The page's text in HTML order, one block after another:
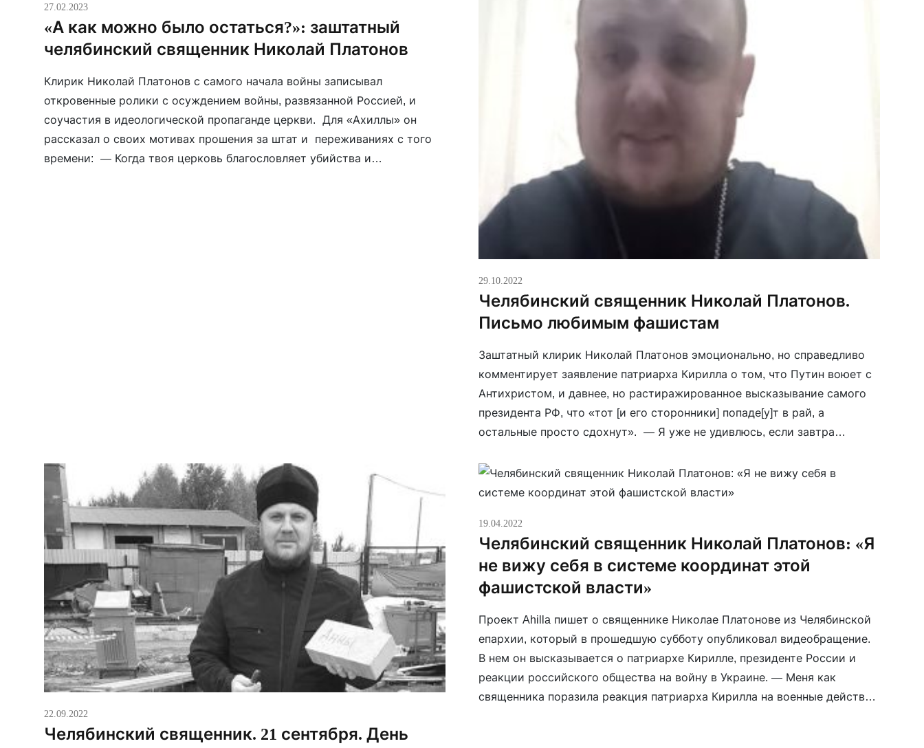
27.02.2023
«А как можно было остаться?»: заштатный
челябинский священник Николай Платонов
Клирик Николай Платонов с самого начала войны записывал
откровенные ролики с осуждением войны, развязанной Россией, и
соучастия в идеологической пропаганде церкви. Для «Ахиллы» он
рассказал о своих мотивах прошения за штат и переживаниях с того
времени: — Когда твоя церковь благословляет убийства и
29.10.2022
Челябинский священник Николай Платонов.
Письмо любимым фашистам
Заштатный клирик Николай Платонов эмоционально, но справедливо
комментирует заявление патриарха Кирилла о том, что Путин воюет с
Антихристом, и давнее, но растиражированное высказывание самого
президента РФ, что «тот [и его сторонники] попаде[у]т в рай, а
остальные просто сдохнут». — Я уже не удивлюсь, если завтра
22.09.2022
Челябинский священник. 21 сентября. День
19.04.2022
Челябинский священник Николай Платонов: «Я
не вижу себя в системе координат этой
фашистской власти»
Проект Ahilla пишет о священнике Николае Платонове из Челябинской
епархии, который в прошедшую субботу опубликовал видеобращение.
В нем он высказывается о патриархе Кирилле, президенте России и
реакции российского общества на войну в Украине. — Меня как
священника поразила реакция патриарха Кирилла на военные действия